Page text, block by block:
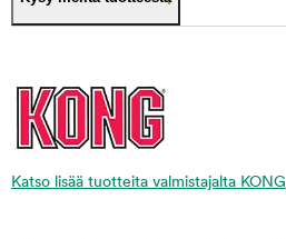
Katso lisää tuotteita valmistajalta KONG